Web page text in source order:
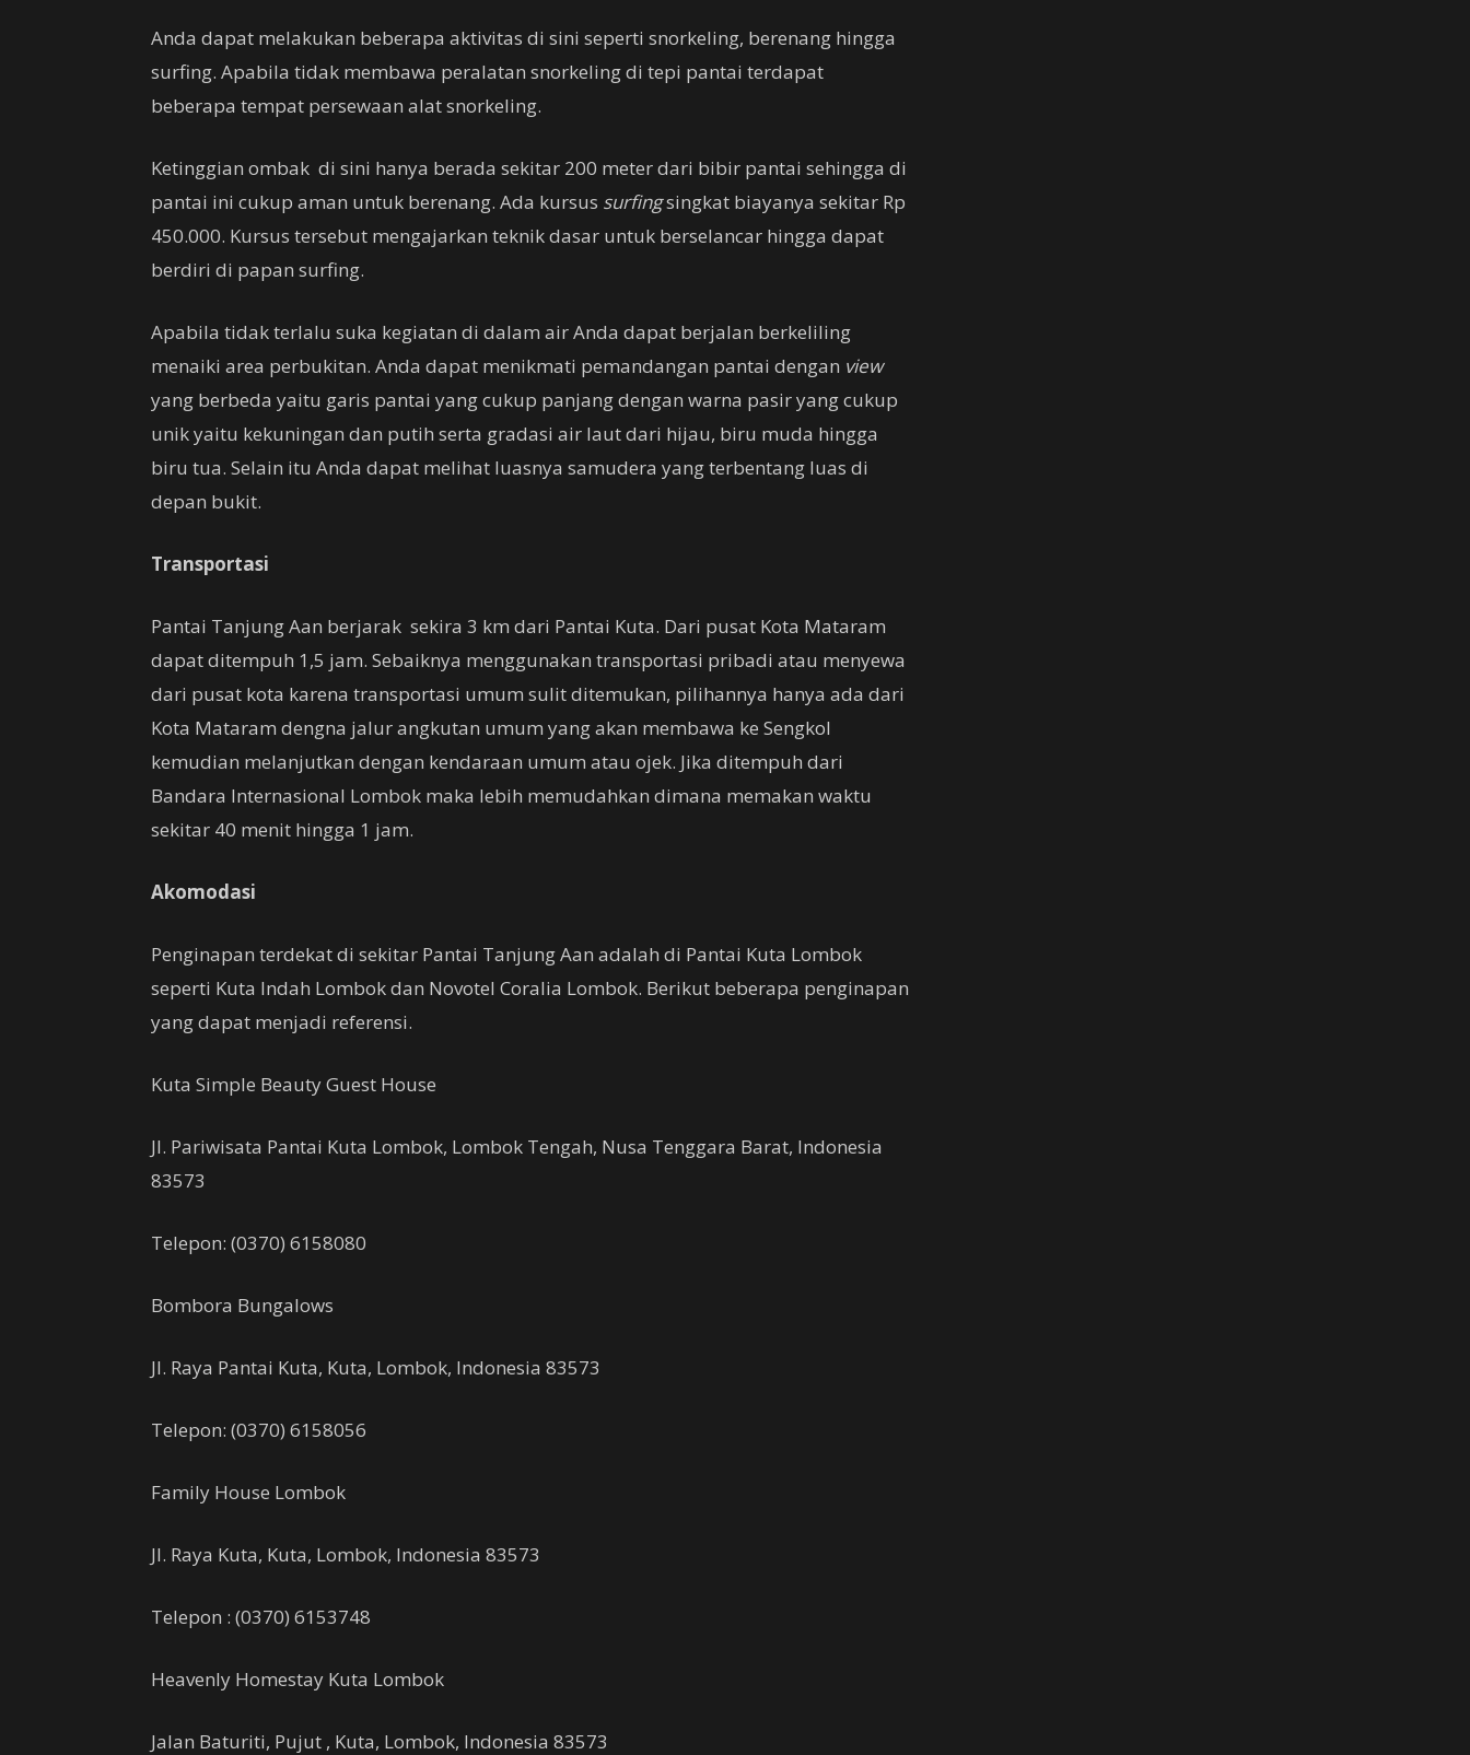
Anda dapat melakukan beberapa aktivitas di sini seperti snorkeling, berenang hingga
surfing. Apabila tidak membawa peralatan snorkeling di tepi pantai terdapat
beberapa tempat persewaan alat snorkeling.
Ketinggian ombak di sini hanya berada sekitar 200 meter dari bibir pantai sehingga di
pantai ini cukup aman untuk berenang. Ada kursus surfingsingkat biayanya sekitar Rp
450.000. Kursus tersebut mengajarkan teknik dasar untuk berselancar hingga dapat
berdiri di papan surfing.
Apabila tidak terlalu suka kegiatan di dalam air Anda dapat berjalan berkeliling
menaiki area perbukitan. Anda dapat menikmati pemandangan pantai dengan view
yang berbeda yaitu garis pantai yang cukup panjang dengan warna pasir yang cukup
unik yaitu kekuningan dan putih serta gradasi air laut dari hijau, biru muda hingga
biru tua. Selain itu Anda dapat melihat luasnya samudera yang terbentang luas di
depan bukit.
Transportasi
Pantai Tanjung Aan berjarak sekira 3 km dari Pantai Kuta. Dari pusat Kota Mataram
dapat ditempuh 1,5 jam. Sebaiknya menggunakan transportasi pribadi atau menyewa
dari pusat kota karena transportasi umum sulit ditemukan, pilihannya hanya ada dari
Kota Mataram dengna jalur angkutan umum yang akan membawa ke Sengkol
kemudian melanjutkan dengan kendaraan umum atau ojek. Jika ditempuh dari
Bandara Internasional Lombok maka lebih memudahkan dimana memakan waktu
sekitar 40 menit hingga 1 jam.
Akomodasi
Penginapan terdekat di sekitar Pantai Tanjung Aan adalah di Pantai Kuta Lombok
seperti Kuta Indah Lombok dan Novotel Coralia Lombok. Berikut beberapa penginapan
yang dapat menjadi referensi.
Kuta Simple Beauty Guest House
Jl. Pariwisata Pantai Kuta Lombok, Lombok Tengah, Nusa Tenggara Barat, Indonesia
83573
Telepon: (0370) 6158080
Bombora Bungalows
Jl. Raya Pantai Kuta, Kuta, Lombok, Indonesia 83573
Telepon: (0370) 6158056
Family House Lombok
Jl. Raya Kuta, Kuta, Lombok, Indonesia 83573
Telepon : (0370) 6153748
Heavenly Homestay Kuta Lombok
Jalan Baturiti, Pujut , Kuta, Lombok, Indonesia 83573